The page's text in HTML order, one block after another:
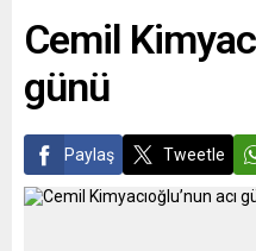
Cemil
günü
Paylaş Tweetle